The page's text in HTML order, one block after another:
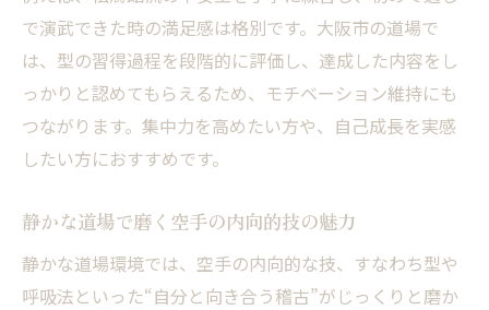
で演武できた時の満足感は格別です。大阪市の道場で
は、型の習得過程を段階的に評価し、達成した内容をし
っかりと認めてもらえるため、モチベーション維持にも
つながります。集中力を高めたい方や、自己成長を実感
したい方におすすめです。
静かな道場で磨く空手の内向的技の魅力
静かな道場環境では、空手の内向的な技、すなわち型や
呼吸法といった“自分と向き合う稽古”がじっくりと磨か